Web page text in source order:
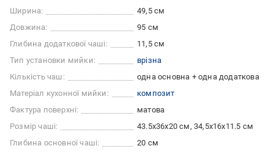
Ширина:
49,5 см
Довжина:
95 см
Глибина додаткової чаші:
11,5 см
Тип установки мийки:
врізна
Кількість чаш:
одна основна + одна додаткова
Матеріал кухонної мийки:
композит
Фактура поверхні:
матова
Розмір чаші:
43.5х36х20 см, 34,5х16х11.5 см
Глибина основної чаші:
20 см